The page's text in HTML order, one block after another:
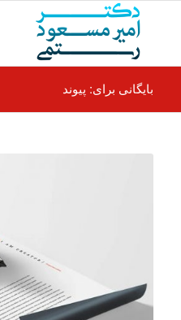
بایگانی برای: پیوند